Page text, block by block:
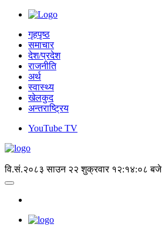
गृहपृष्ठ
समाचार
देश/प्रदेश
राजनीति
अर्थ
स्वास्थ्य
खेलकुद
अन्तराष्ट्रिय
YouTube TV
वि.सं.२०८३ साउन २२ शुक्रवार १२:१४:०८ बजे